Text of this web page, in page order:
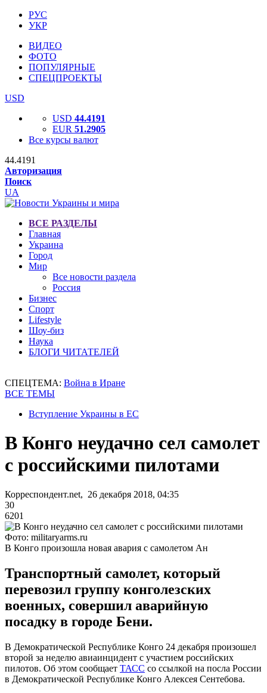
РУС
УКР
ВИДЕО
ФОТО
ПОПУЛЯРНЫЕ
СПЕЦПРОЕКТЫ
USD
USD 44.4191
EUR 51.2905
Все курсы валют
44.4191
Авторизация
Поиск
UA
ВСЕ РАЗДЕЛЫ
Главная
Украина
Город
Мир
Все новости раздела
Россия
Бизнес
Спорт
Lifestyle
Шоу-биз
Наука
БЛОГИ ЧИТАТЕЛЕЙ
СПЕЦТЕМА: Война в Иране
ВСЕ ТЕМЫ
Вступление Украины в ЕС
В Конго неудачно сел самолет
с российскими пилотами
Корреспондент.net, 26 декабря 2018, 04:35
30
6201
Фото: militaryarms.ru
В Конго произошла новая авария с самолетом Ан
Транспортный самолет, который
перевозил группу конголезских
военных, совершил аварийную
посадку в городе Бени.
В Демократической Республике Конго 24 декабря произошел
второй за неделю авиаинцидент с участием российских
пилотов. Об этом сообщает ТАСС со ссылкой на посла России
в Демократической Республике Конго Алексея Сентебова.